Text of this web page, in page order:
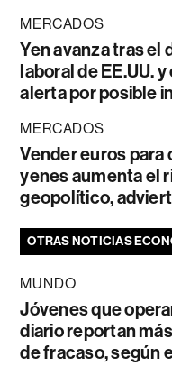
MERCADOS
Yen avanza tras el
laboral de EE.UU.
alerta por posible
MERCADOS
Vender euros para
yenes aumenta el
geopolítico,
OTRAS NOTICIAS
MUNDO
Jóvenes que
diario reportan
de fracaso, según